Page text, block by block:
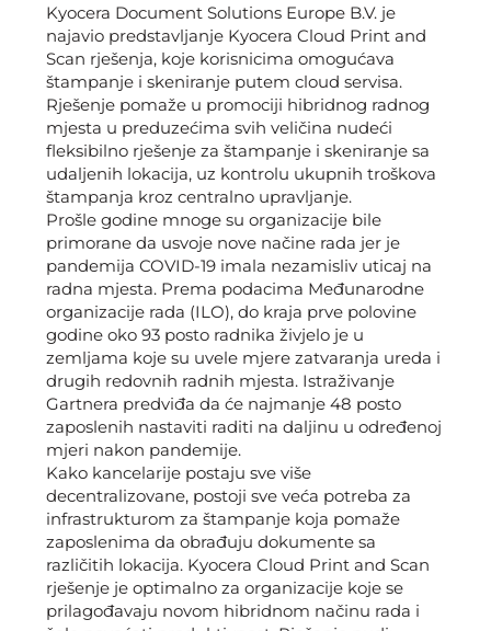
Kyocera Document Solutions Europe B.V. je
najavio predstavljanje Kyocera Cloud Print and
Scan rješenja, koje korisnicima omogućava
štampanje i skeniranje putem cloud servisa.
Rješenje pomaže u promociji hibridnog radnog
mjesta u preduzećima svih veličina nudeći
fleksibilno rješenje za štampanje i skeniranje sa
udaljenih lokacija, uz kontrolu ukupnih troškova
štampanja kroz centralno upravljanje.
Prošle godine mnoge su organizacije bile
primorane da usvoje nove načine rada jer je
pandemija COVID-19 imala nezamisliv uticaj na
radna mjesta. Prema podacima Međunarodne
organizacije rada (ILO), do kraja prve polovine
godine oko 93 posto radnika živjelo je u
zemljama koje su uvele mjere zatvaranja ureda i
drugih redovnih radnih mjesta. Istraživanje
Gartnera predviđa da će najmanje 48 posto
zaposlenih nastaviti raditi na daljinu u određenoj
mjeri nakon pandemije.
Kako kancelarije postaju sve više
decentralizovane, postoji sve veća potreba za
infrastrukturom za štampanje koja pomaže
zaposlenima da obrađuju dokumente sa
različitih lokacija. Kyocera Cloud Print and Scan
rješenje je optimalno za organizacije koje se
prilagođavaju novom hibridnom načinu rada i